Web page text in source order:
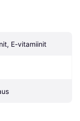
E-vitamiinit